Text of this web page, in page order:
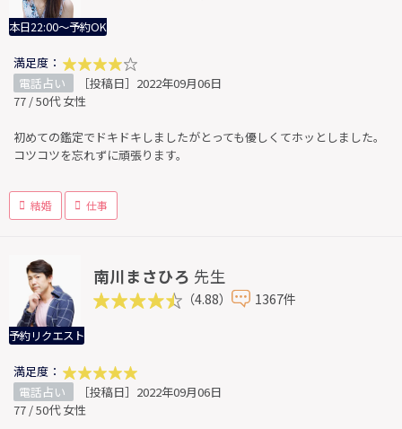
本日22:00～予約OK
満足度：
電話占い
［投稿日］2022年09月06日
77 / 50代 女性
初めての鑑定でドキドキしましたがとっても優しくてホッとしました。
コツコツを忘れずに頑張ります。
結婚 仕事
予約リクエスト
南川まさひろ 先生
（4.88） 1367件
満足度：
電話占い
［投稿日］2022年09月06日
77 / 50代 女性